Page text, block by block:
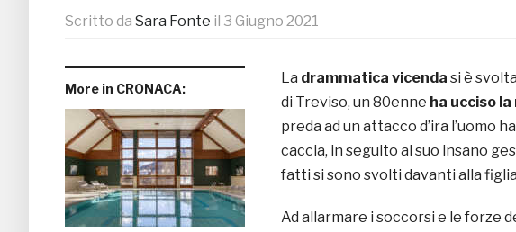
Scritto da Sara Fonte il 3 Giugno 2021
More in CRONACA:
La drammatica vicenda si è
di Treviso, un 80enne ha ucciso
preda ad un attacco d’ira l’uomo
caccia, in seguito al suo insano
fatti si sono svolti davanti alla
Ad allarmare i soccorsi e le forze